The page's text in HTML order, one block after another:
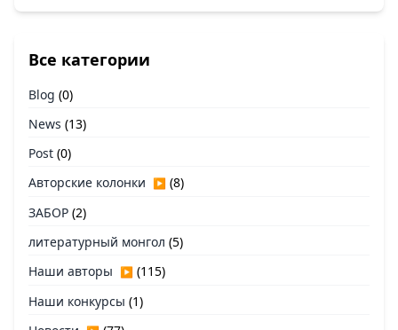
Все категории
Blog (0)
News (13)
Post (0)
Авторские колонки ▶ (8)
ЗАБОР (2)
литературный монгол (5)
Наши авторы ▶ (115)
Наши конкурсы (1)